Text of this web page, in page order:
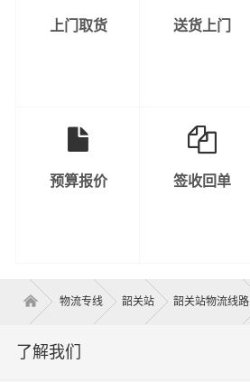
上门取货 送货上门
预算报价 签收回单
物流专线 韶关站 韶关站物流线路
了解我们